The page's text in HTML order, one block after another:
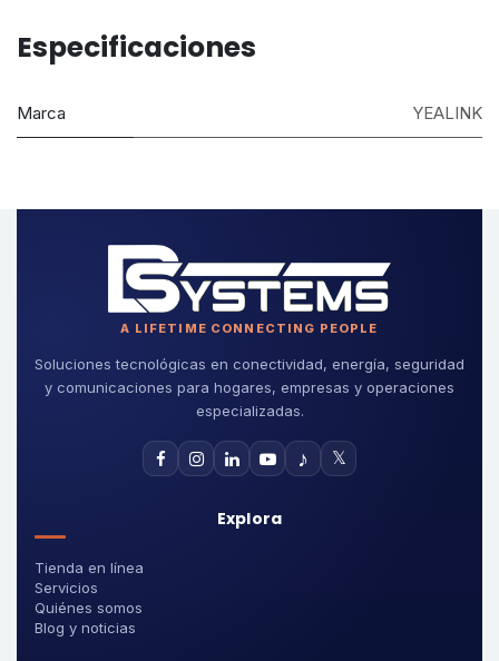
Especificaciones
Marca YEALINK
A LIFETIME CONNECTING PEOPLE
Soluciones tecnológicas en conectividad, energía, seguridad
y comunicaciones para hogares, empresas y operaciones
especializadas.
♪ 𝕏
Explora
Tienda en línea
Servicios
Quiénes somos
Blog y noticias